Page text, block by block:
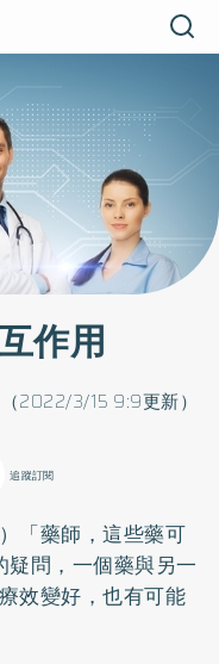
作用
2022/3/15 9:9更新）
追蹤訂閱
「藥師，這些藥可
問，一個藥與另一
效變好，也有可能